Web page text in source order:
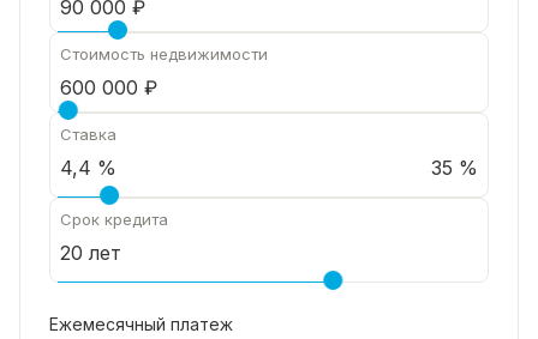
Стоимость недвижимости
Ставка
35 %
Срок кредита
Ежемесячный платеж